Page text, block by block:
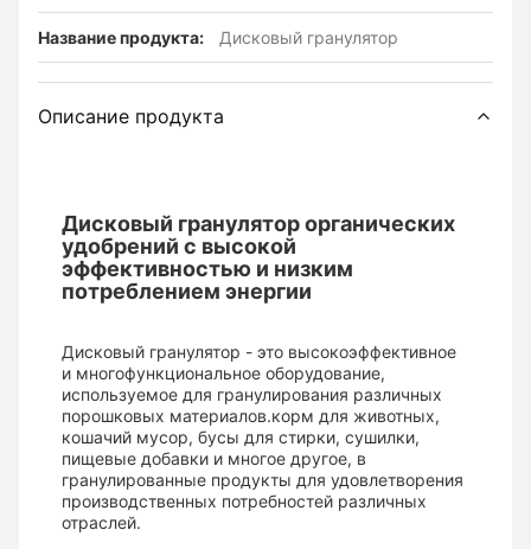
Название продукта: Дисковый гранулятор
Описание продукта
Дисковый гранулятор органических
удобрений с высокой
эффективностью и низким
потреблением энергии
Дисковый гранулятор - это высокоэффективное
и многофункциональное оборудование,
используемое для гранулирования различных
порошковых материалов.корм для животных,
кошачий мусор, бусы для стирки, сушилки,
пищевые добавки и многое другое, в
гранулированные продукты для удовлетворения
производственных потребностей различных
отраслей.